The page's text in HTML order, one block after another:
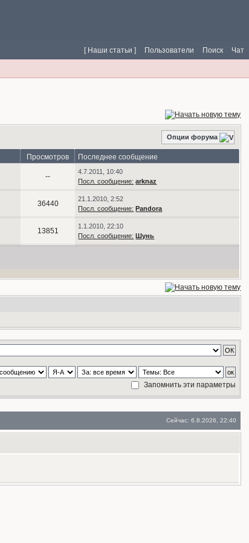
Чат
Поиск
Пользователи
[ Наши статьи ]
Опции форума
Просмотров
Последнее сообщение
--
4.7.2011, 10:40
Посл. сообщение: arknaz
36440
21.1.2010, 2:52
Посл. сообщение: Pandora
13851
1.1.2010, 22:10
Посл. сообщение: Шунь
Запомнить эти параметры
Сейчас: 6.8.2026, 22:40